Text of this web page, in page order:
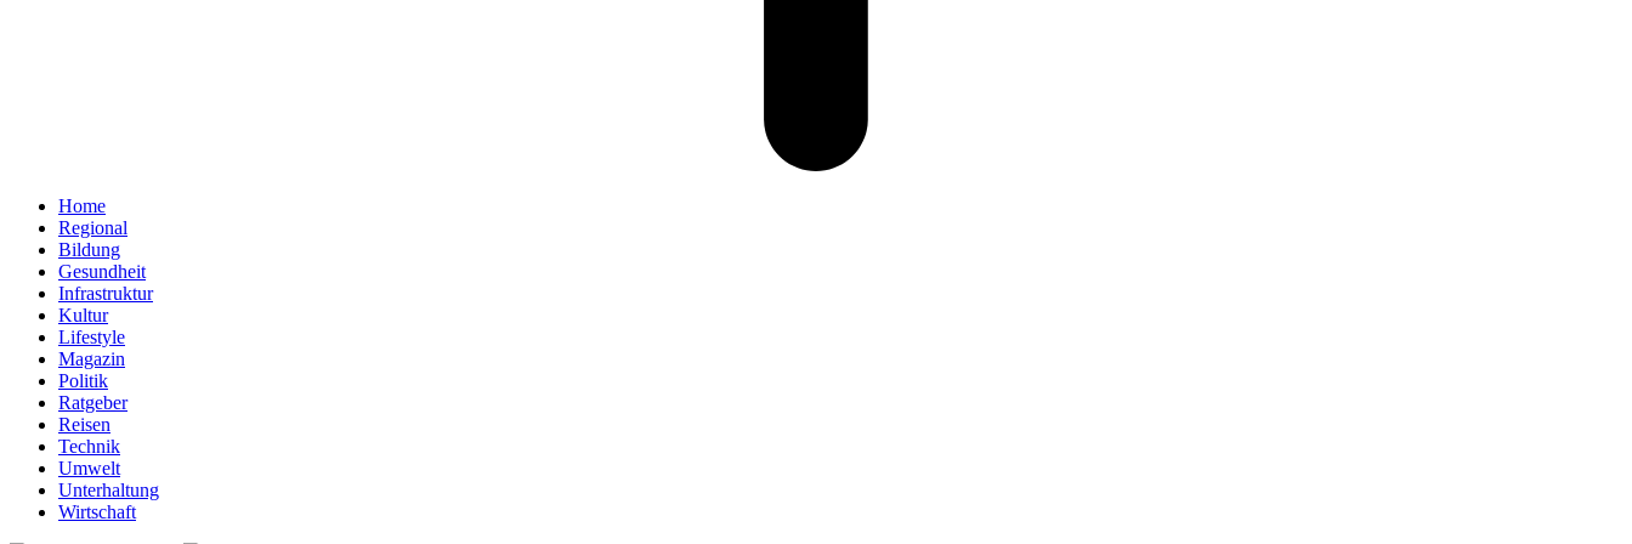
Home
Regional
Bildung
Gesundheit
Infrastruktur
Kultur
Lifestyle
Magazin
Politik
Ratgeber
Reisen
Technik
Umwelt
Unterhaltung
Wirtschaft